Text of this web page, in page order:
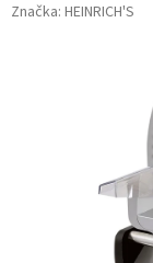
Značka: HEINRICH'S